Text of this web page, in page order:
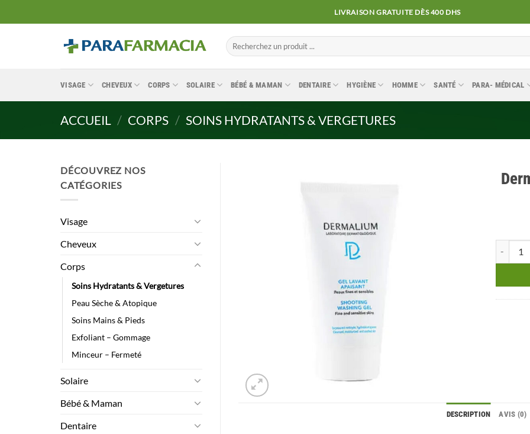
au
LIVRAISON GRATUITE DÈS 400 DHS
Recherche
pour :
VISAGE CHEVEUX CORPS SOLAIRE BÉBÉ & MAMAN DENTAIRE HYGIÈNE HOMME SANTÉ PARA- MÉDICAL
ACCUEIL / CORPS / SOINS HYDRATANTS & VERGETURES
DÉCOUVREZ NOS
CATÉGORIES
Visage
Cheveux
Corps
Soins Hydratants & Vergetures
Peau Sèche & Atopique
Soins Mains & Pieds
Exfoliant – Gommage
Minceur – Fermeté
Solaire
Bébé & Maman
Dentaire
DESCRIPTION AVIS (0)